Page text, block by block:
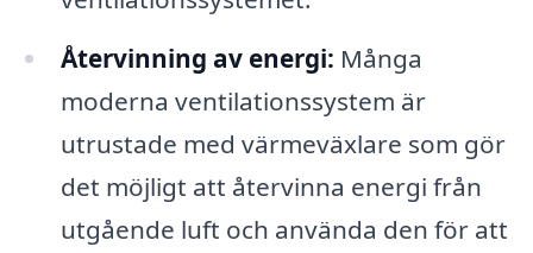
Återvinning av energi: Många
moderna ventilationssystem är
utrustade med värmeväxlare som gör
det möjligt att återvinna energi från
utgående luft och använda den för att